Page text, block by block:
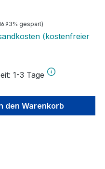
gespart)
(kostenfreier
1-3 Tage
den
den Warenkorb